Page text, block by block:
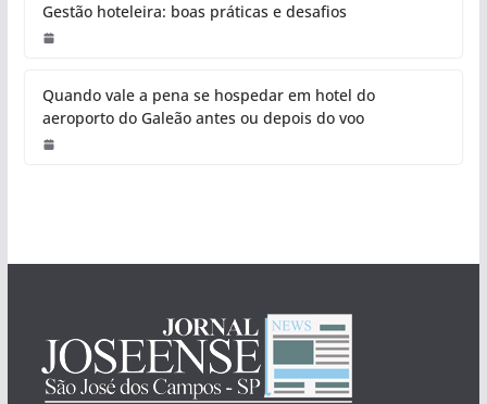
Gestão hoteleira: boas práticas e desafios
Quando vale a pena se hospedar em hotel do
aeroporto do Galeão antes ou depois do voo